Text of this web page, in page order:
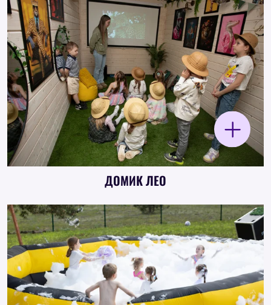
Дети и взрослые "пролетают" над частью
территории SAFARI по канатной дороге,
ощущая скорость и эффект настоящего полёта.
ДОМИК ЛЕО